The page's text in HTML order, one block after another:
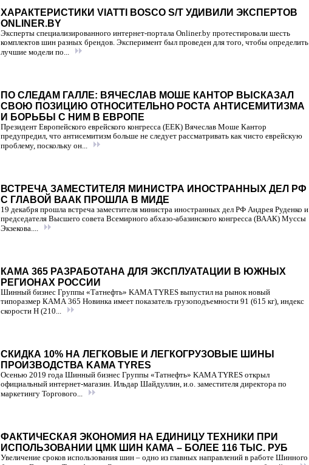
ХАРАКТЕРИСТИКИ VIATTI BOSCO S/T УДИВИЛИ ЭКСПЕРТОВ
ONLINER.BY
Эксперты специализированного интернет-портала Onliner.by протестировали шесть
комплектов шин разных брендов. Эксперимент был проведен для того, чтобы определить
лучшие модели по...
ПО СЛЕДАМ ГАЛЛЕ: ВЯЧЕСЛАВ МОШЕ КАНТОР ВЫСКАЗАЛ
СВОЮ ПОЗИЦИЮ ОТНОСИТЕЛЬНО РОСТА АНТИСЕМИТИЗМА
И БОРЬБЫ С НИМ В ЕВРОПЕ
Президент Европейского еврейского конгресса (ЕЕК) Вячеслав Моше Кантор
предупредил, что антисемитизм больше не следует рассматривать как чисто еврейскую
проблему, поскольку он...
ВСТРЕЧА ЗАМЕСТИТЕЛЯ МИНИСТРА ИНОСТРАННЫХ ДЕЛ РФ
С ГЛАВОЙ ВААК ПРОШЛА В МИДЕ
19 декабря прошла встреча заместителя министра иностранных дел РФ Андрея Руденко и
председателя Высшего совета Всемирного абхазо-абазинского конгресса (ВААК) Муссы
Экзекова....
КАМА 365 РАЗРАБОТАНА ДЛЯ ЭКСПЛУАТАЦИИ В ЮЖНЫХ
РЕГИОНАХ РОССИИ
Шинный бизнес Группы «Татнефть» KAMA TYRES выпустил на рынок новый
типоразмер КАМА 365 Новинка имеет показатель грузоподъемности 91 (615 кг), индекс
скорости H (210...
СКИДКА 10% НА ЛЕГКОВЫЕ И ЛЕГКОГРУЗОВЫЕ ШИНЫ
ПРОИЗВОДСТВА KAMA TYRES
Осенью 2019 года Шинный бизнес Группы «Татнефть» KAMA TYRES открыл
официальный интернет-магазин. Ильдар Шайдуллин, и.о. заместителя директора по
маркетингу Торгового...
ФАКТИЧЕСКАЯ ЭКОНОМИЯ НА ЕДИНИЦУ ТЕХНИКИ ПРИ
ИСПОЛЬЗОВАНИИ ЦМК ШИН КАМА – БОЛЕЕ 116 ТЫС. РУБ
Увеличение сроков использования шин – одно из главных направлений в работе Шинного